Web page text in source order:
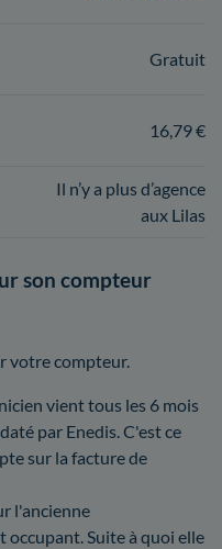
Gratuit
16,79 €
Il n’y a plus d’agence
aux Lilas
son compteur
votre compteur.
vient tous les 6 mois
par Enedis. C'est ce
sur la facture de
l'ancienne
Suite à quoi elle